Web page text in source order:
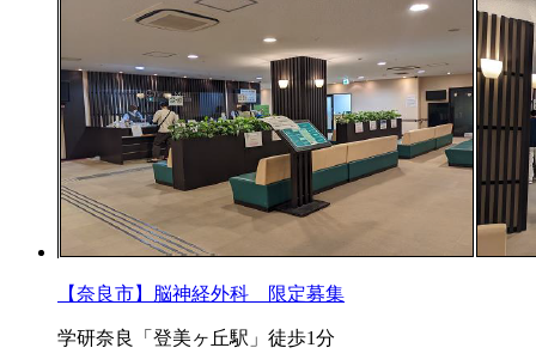
【奈良市】脳神経外科 限定募集
学研奈良「登美ヶ丘駅」徒歩1分